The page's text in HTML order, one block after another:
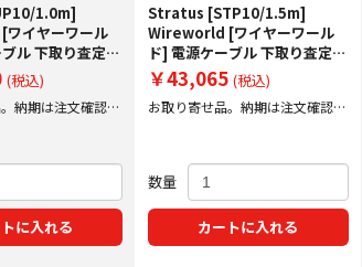
1.0m]
イヤーワール
ル 下取り査定額
施中！
(税込)
納期は注文確認後
に入れる
Stratus [STP10/1.5m]
Wireworld [ワイヤーワール
ド] 電源ケーブル 下取り査定額
20%アップ実施中！
￥43,065 (税込)
お取り寄せ品。納期は注文確認後
数量
カートに入れる